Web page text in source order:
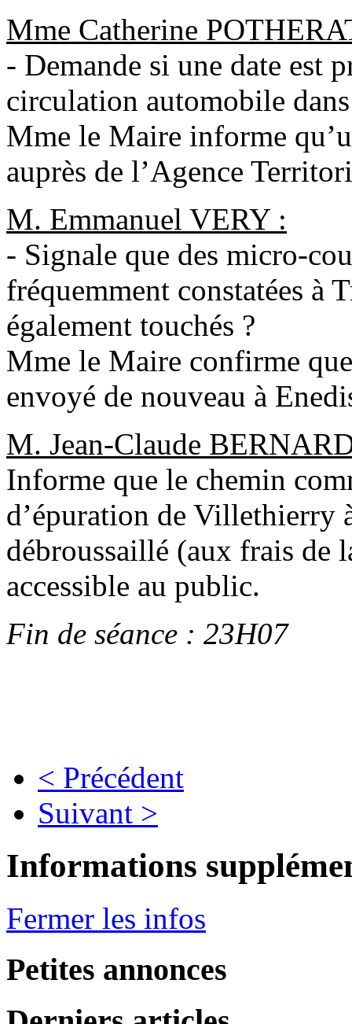
Mme Catherine
- Demande si une date est
circulation automobile
Mme le Maire informe
auprès de l’Agence
M. Emmanuel VERY :
- Signale que des micro-
fréquemment constatées à
également touchés ?
Mme le Maire confirme
envoyé de nouveau à
M. Jean-Claude
Informe que le chemin
d’épuration de Villethierry
débroussaillé (aux frais de
accessible au public.
Fin de séance : 23H07
< Précédent
Suivant >
Informations
Fermer les infos
Petites annonces